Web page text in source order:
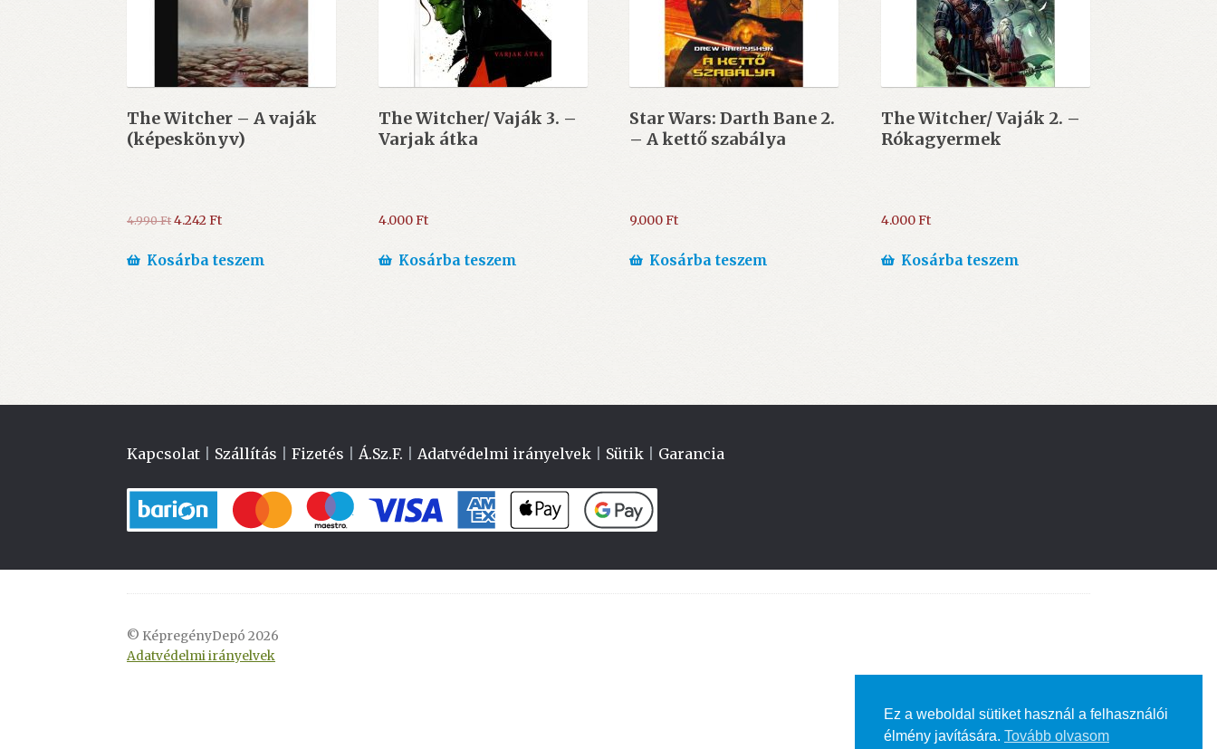
The ​Witcher – A vaják
(képeskönyv)
4.990Ft Original
was:
4.242FtCurrent
is:
Kosárba teszem
The Witcher/ Vaják 3. –
Varjak átka
4.000Ft
Kosárba teszem
Star Wars: Darth Bane 2.
– A kettő szabálya
9.000Ft
Kosárba teszem
The Witcher/ Vaják 2. –
Rókagyermek
4.000Ft
Kosárba teszem
Kapcsolat Szállítás |Fizetés Á.Sz.F. Adatvédelmi irányelvek Sütik Garancia
© KépregényDepó 2026
Adatvédelmi irányelvek
Ez a weboldal sütiket használ a felhasználói
élmény javítására. Tovább olvasom